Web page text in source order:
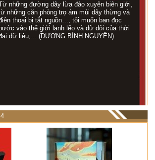
những đường dây lừa đảo xuyên biên giới,
những căn phòng trọ ám mùi dây thừng và
thoại bị tắt nguồn…, tôi muốn bạn đọc
bước vào thế giới lạnh lẽo và dữ dội của thời
dữ liệu,... (DƯƠNG BÌNH NGUYÊN)